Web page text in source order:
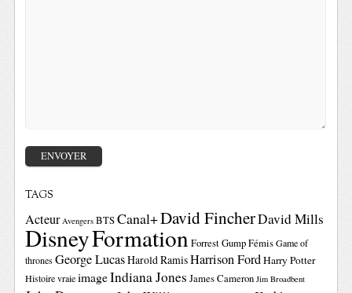
TAGS
Acteur Avengers BTSCanal+David FincherDavid Mills
DisneyFormationForrest GumpFémis Game of
thrones George LucasHarold RamisHarrison FordHarry Potter
Histoire vraie imageIndiana Jones James Cameron Jim Broadbent